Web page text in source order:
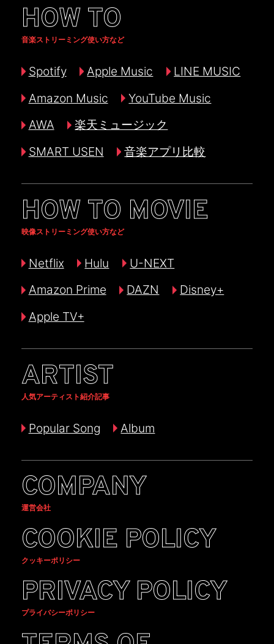
HOW TO
音楽ストリーミング使い方など
Spotify Apple Music
LINE MUSIC
Amazon Music
YouTube Music
AWA
楽天ミュージック
SMART USEN
音楽アプリ比較
HOW TO MOVIE
映像ストリーミング使い方など
Netflix Hulu
U-NEXT
Amazon Prime
DAZN
Disney+
Apple TV+
ARTIST
人気アーティスト紹介記事
Popular Song Album
COMPANY
運営会社
COOKIE POLICY
クッキーポリシー
PRIVACY POLICY
プライバシーポリシー